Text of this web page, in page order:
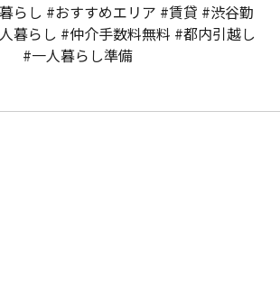
らし #おすすめエリア #賃貸 #渋谷勤
暮らし #仲介手数料無料 #都内引越し
#一人暮らし準備